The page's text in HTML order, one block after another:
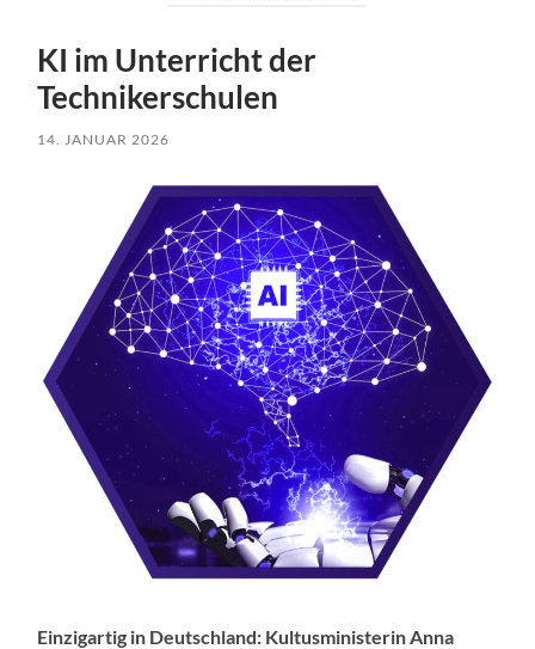
KI im Unterricht der
Technikerschulen
14. JANUAR 2026
Einzigartig in Deutschland: Kultusministerin Anna